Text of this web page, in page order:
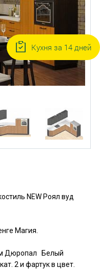
NEW Роял вуд
Магия.
Дюропал Белый
2 и фартук в цвет.
Кухня за 14 дней